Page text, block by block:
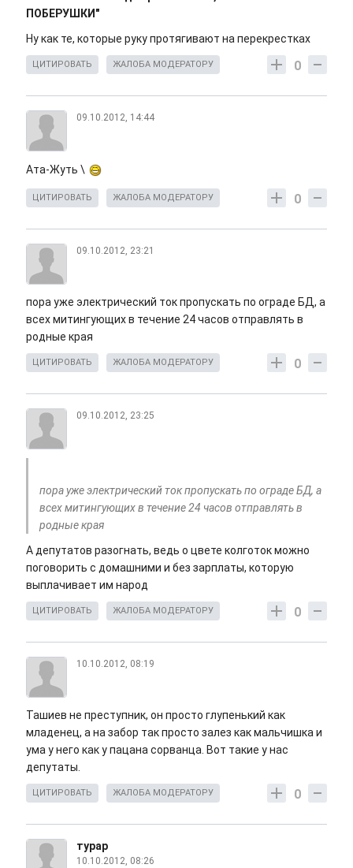
ПОБЕРУШКИ"
Ну как те, которые руку протягивают на перекрестках
0
ЦИТИРОВАТЬ ЖАЛОБА МОДЕРАТОРУ
09.10.2012, 14:44
Ата-Жуть \
0
ЦИТИРОВАТЬ ЖАЛОБА МОДЕРАТОРУ
09.10.2012, 23:21
пора уже электрический ток пропускать по ограде БД, а
всех митингующих в течение 24 часов отправлять в
родные края
0
ЦИТИРОВАТЬ ЖАЛОБА МОДЕРАТОРУ
09.10.2012, 23:25
пора уже электрический ток пропускать по ограде БД, а
всех митингующих в течение 24 часов отправлять в
родные края
А депутатов разогнать, ведь о цвете колготок можно
поговорить с домашними и без зарплаты, которую
выплачивает им народ
0
ЦИТИРОВАТЬ ЖАЛОБА МОДЕРАТОРУ
10.10.2012, 08:19
Ташиев не преступник, он просто глупенький как
младенец, а на забор так просто залез как мальчишка и
ума у него как у пацана сорванца. Вот такие у нас
депутаты.
0
ЦИТИРОВАТЬ ЖАЛОБА МОДЕРАТОРУ
турар
10.10.2012, 08:26